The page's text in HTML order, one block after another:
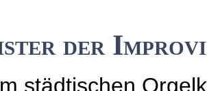
der
städtischen